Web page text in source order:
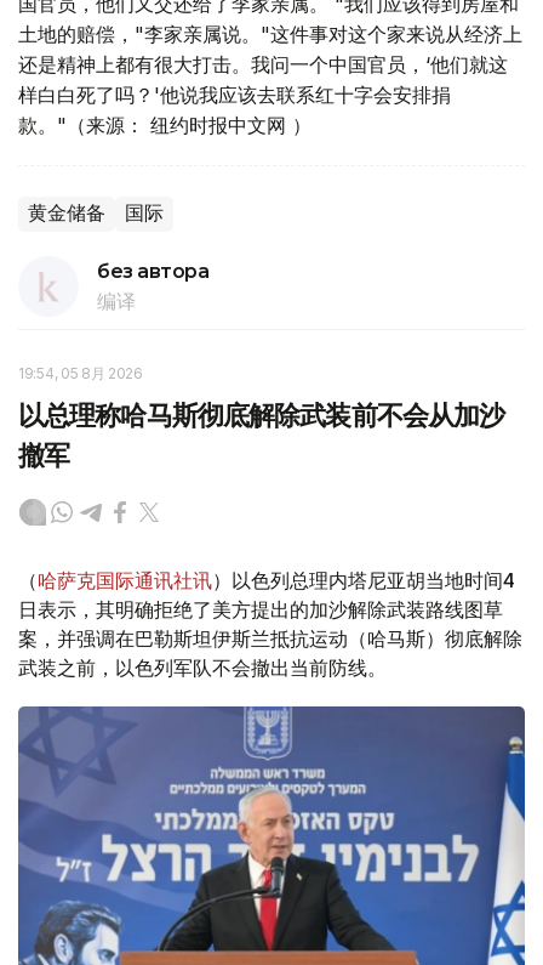
土地的赔偿，"李家亲属说。"这件事对这个家来说从经济上
还是精神上都有很大打击。我问一个中国官员，‘他们就这
样白白死了吗？'他说我应该去联系红十字会安排捐
款。"（来源： 纽约时报中文网 ）
黄金储备 国际
без автора
编译
19:54, 05 8月 2026
以总理称哈马斯彻底解除武装前不会从加沙
撤军
（哈萨克国际通讯社讯）以色列总理内塔尼亚胡当地时间4
日表示，其明确拒绝了美方提出的加沙解除武装路线图草
案，并强调在巴勒斯坦伊斯兰抵抗运动（哈马斯）彻底解除
武装之前，以色列军队不会撤出当前防线。